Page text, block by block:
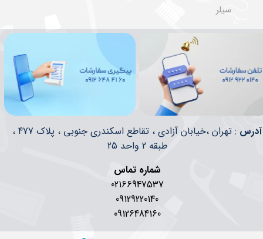
سیلر
​​آدرس
: تهران ،خیابان آزادی ، تقاطع اسکندری جنوبی ، پلاک 477 ،
طبقه 2 واحد 25
شماره تماس
02166947537
09129220140
09126484160